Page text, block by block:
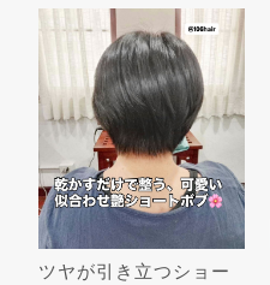
ツヤが引き立つショー